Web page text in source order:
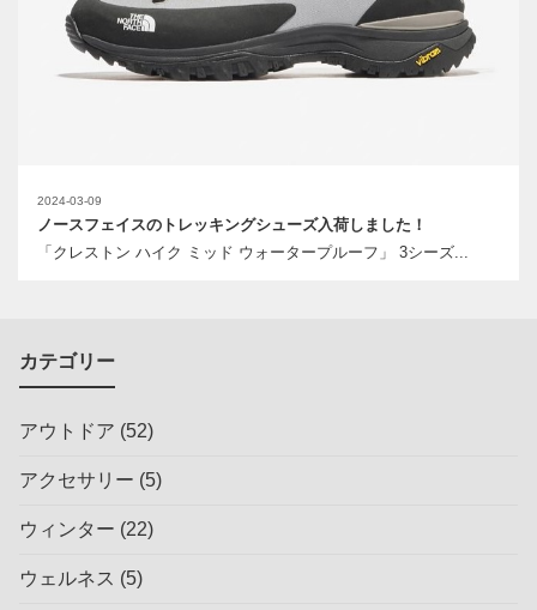
2024-03-09
ノースフェイスのトレッキングシューズ入荷しました！
「クレストン ハイク ミッド ウォータープルーフ」 3シーズ...
カテゴリー
アウトドア (52)
アクセサリー (5)
ウィンター (22)
ウェルネス (5)